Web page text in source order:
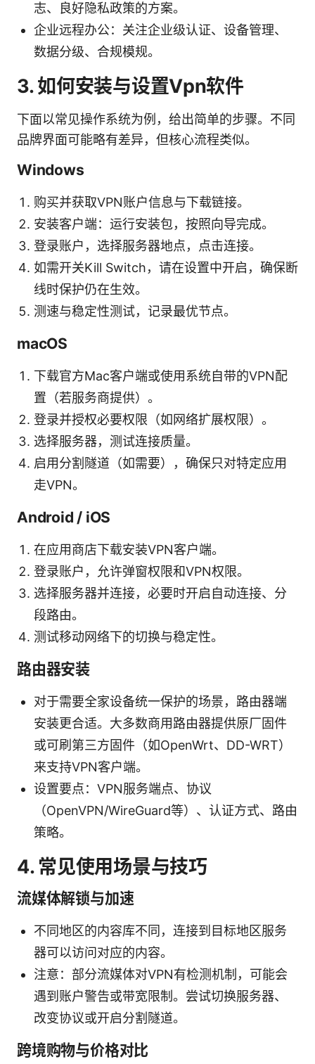
志、良好隐私政策的方案。
企业远程办公：关注企业级认证、设备管理、
数据分级、合规模规。
3. 如何安装与设置Vpn软件
下面以常见操作系统为例，给出简单的步骤。不同
品牌界面可能略有差异，但核心流程类似。
Windows
购买并获取VPN账户信息与下载链接。
安装客户端：运行安装包，按照向导完成。
登录账户，选择服务器地点，点击连接。
如需开关Kill Switch，请在设置中开启，确保断
线时保护仍在生效。
测速与稳定性测试，记录最优节点。
macOS
下载官方Mac客户端或使用系统自带的VPN配
置（若服务商提供）。
登录并授权必要权限（如网络扩展权限）。
选择服务器，测试连接质量。
启用分割隧道（如需要），确保只对特定应用
走VPN。
Android / iOS
在应用商店下载安装VPN客户端。
登录账户，允许弹窗权限和VPN权限。
选择服务器并连接，必要时开启自动连接、分
段路由。
测试移动网络下的切换与稳定性。
路由器安装
对于需要全家设备统一保护的场景，路由器端
安装更合适。大多数商用路由器提供原厂固件
或可刷第三方固件（如OpenWrt、DD-WRT）
来支持VPN客户端。
设置要点：VPN服务端点、协议
（OpenVPN/WireGuard等）、认证方式、路由
策略。
4. 常见使用场景与技巧
流媒体解锁与加速
不同地区的内容库不同，连接到目标地区服务
器可以访问对应的内容。
注意：部分流媒体对VPN有检测机制，可能会
遇到账户警告或带宽限制。尝试切换服务器、
改变协议或开启分割隧道。
跨境购物与价格对比